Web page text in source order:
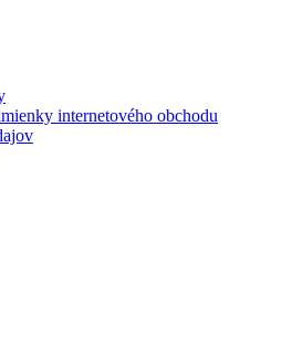
internetového obchodu